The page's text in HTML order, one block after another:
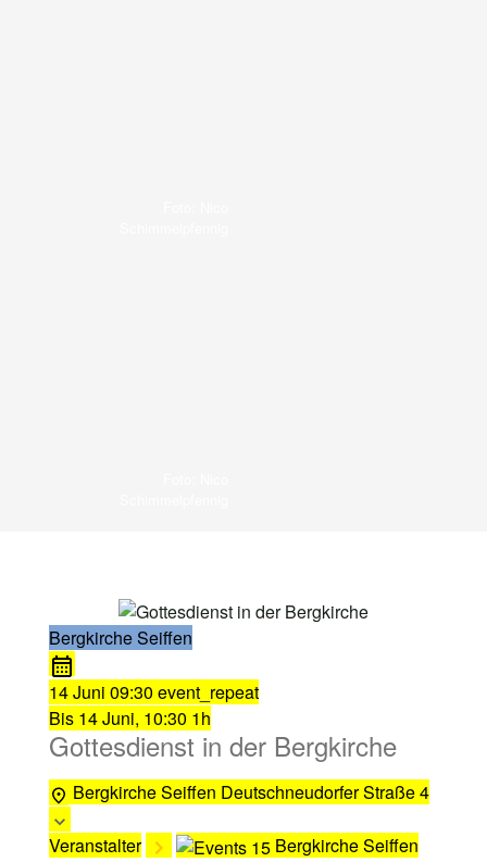
Bergkirche Seiffen
14 Juni 09:30 event_repeat
Bis 14 Juni, 10:30 1h
Gottesdienst in der Bergkirche
Bergkirche Seiffen Deutschneudorfer Straße 4
Veranstalter Bergkirche Seiffen